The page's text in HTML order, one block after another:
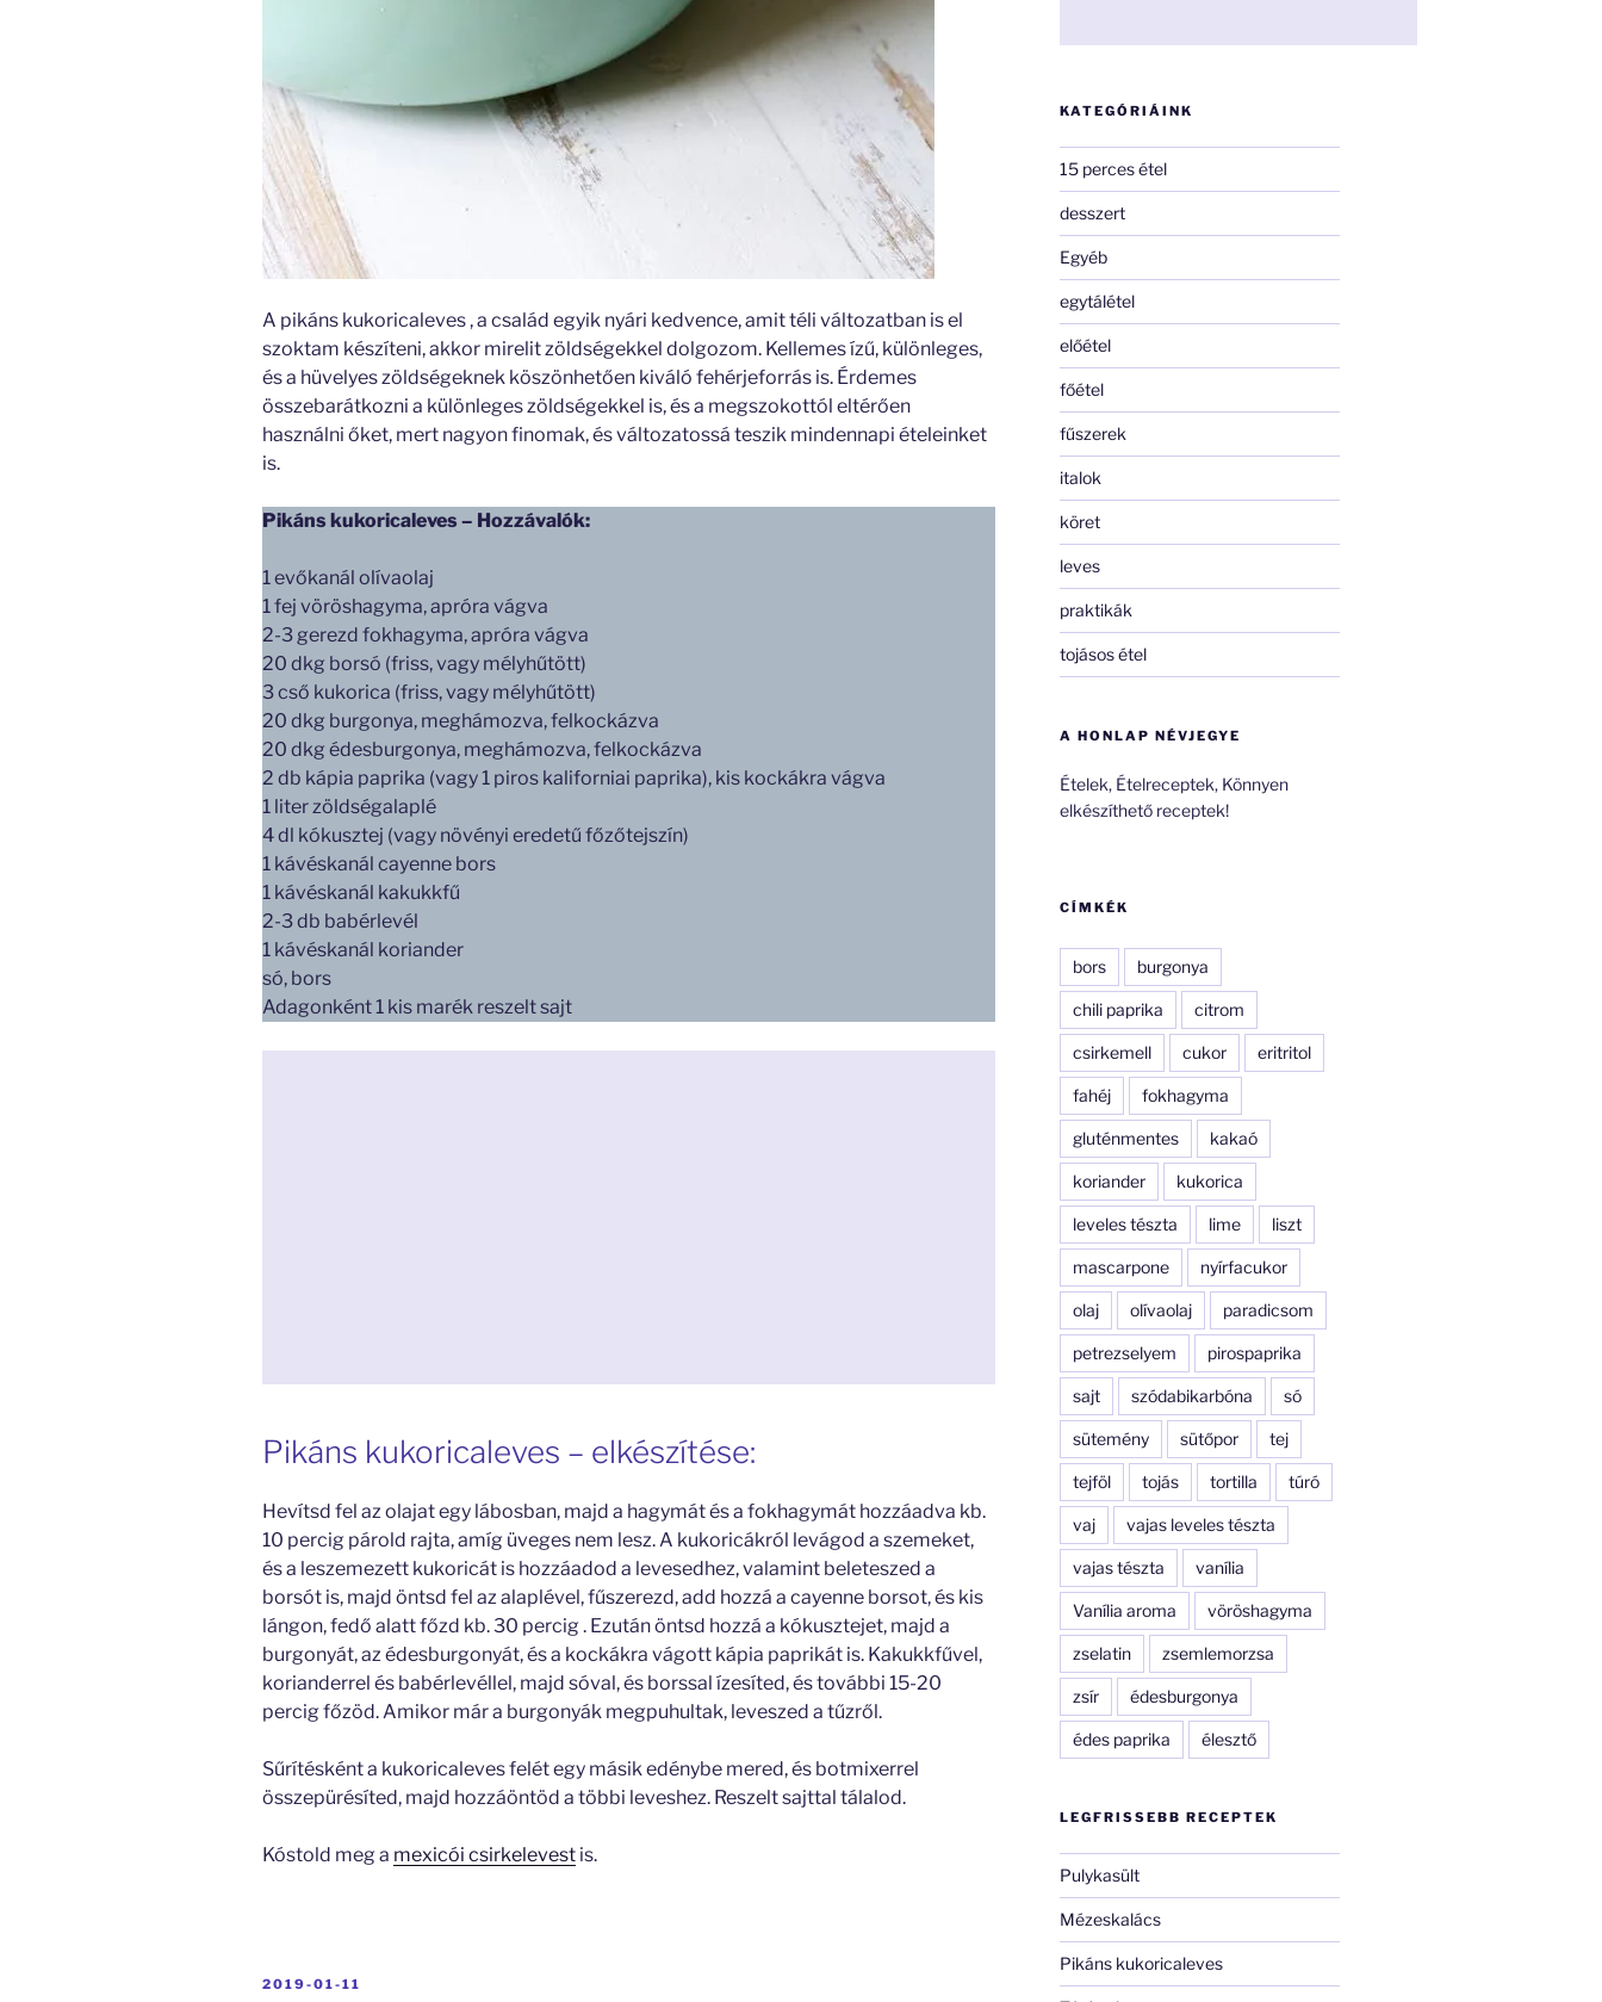
A pikáns kukoricaleves , a család egyik nyári kedvence, amit téli változatban is el
szoktam készíteni, akkor mirelit zöldségekkel dolgozom. Kellemes ízű, különleges,
és a hüvelyes zöldségeknek köszönhetően kiváló fehérjeforrás is. Érdemes
összebarátkozni a különleges zöldségekkel is, és a megszokottól eltérően
használni őket, mert nagyon finomak, és változatossá teszik mindennapi ételeinket
is.
Pikáns kukoricaleves – Hozzávalók:
1 evőkanál olívaolaj
1 fej vöröshagyma, apróra vágva
2-3 gerezd fokhagyma, apróra vágva
20 dkg borsó (friss, vagy mélyhűtött)
3 cső kukorica (friss, vagy mélyhűtött)
20 dkg burgonya, meghámozva, felkockázva
20 dkg édesburgonya, meghámozva, felkockázva
2 db kápia paprika (vagy 1 piros kaliforniai paprika), kis kockákra vágva
1 liter zöldségalaplé
4 dl kókusztej (vagy növényi eredetű főzőtejszín)
1 kávéskanál cayenne bors
1 kávéskanál kakukkfű
2-3 db babérlevél
1 kávéskanál koriander
só, bors
Adagonként 1 kis marék reszelt sajt
Pikáns kukoricaleves – elkészítése:
Hevítsd fel az olajat egy lábosban, majd a hagymát és a fokhagymát hozzáadva kb.
10 percig párold rajta, amíg üveges nem lesz. A kukoricákról levágod a szemeket,
és a leszemezett kukoricát is hozzáadod a levesedhez, valamint beleteszed a
borsót is, majd öntsd fel az alaplével, fűszerezd, add hozzá a cayenne borsot, és kis
lángon, fedő alatt főzd kb. 30 percig . Ezután öntsd hozzá a kókusztejet, majd a
burgonyát, az édesburgonyát, és a kockákra vágott kápia paprikát is. Kakukkfűvel,
korianderrel és babérlevéllel, majd sóval, és borssal ízesíted, és további 15-20
percig főzöd. Amikor már a burgonyák megpuhultak, leveszed a tűzről.
Sűrítésként a kukoricaleves felét egy másik edénybe mered, és botmixerrel
összepürésíted, majd hozzáöntöd a többi leveshez. Reszelt sajttal tálalod.
Kóstold meg a mexicói csirkelevest is.
BEKÜLDVE:
2019-01-11
KATEGÓRIÁINK
15 perces étel
desszert
Egyéb
egytálétel
előétel
főétel
fűszerek
italok
köret
leves
praktikák
tojásos étel
A HONLAP NÉVJEGYE
Ételek, Ételreceptek, Könnyen
elkészíthető receptek!
CÍMKÉK
bors burgonya
chili paprika citrom
csirkemell cukor eritritol
fahéj fokhagyma
gluténmentes kakaó
koriander kukorica
leveles tészta lime liszt
mascarpone nyírfacukor
olaj olívaolaj paradicsom
petrezselyem pirospaprika
sajt szódabikarbóna só
sütemény sütőpor tej
tejföl tojás tortilla túró
vaj vajas leveles tészta
vajas tészta vanília
Vanília aroma vöröshagyma
zselatin zsemlemorzsa
zsír édesburgonya
édes paprika élesztő
LEGFRISSEBB RECEPTEK
Pulykasült
Mézeskalács
Pikáns kukoricaleves